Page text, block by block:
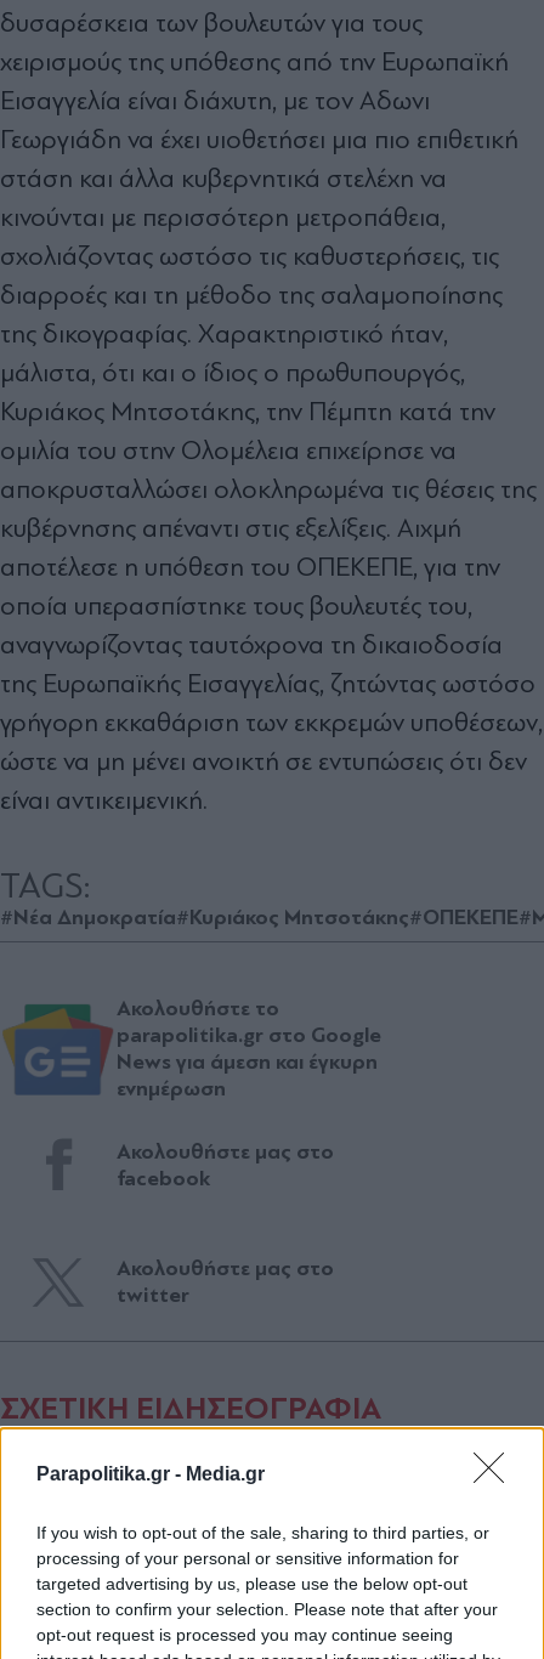
Parapolitika.gr - Media.gr
If you wish to opt-out of the sale, sharing to third parties, or
processing of your personal or sensitive information for
targeted advertising by us, please use the below opt-out
section to confirm your selection. Please note that after your
opt-out request is processed you may continue seeing
δυσαρέσκεια των βουλευτών για τους
χειρισµούς της υπόθεσης από την Ευρωπαϊκή
Εισαγγελία είναι διάχυτη, µε τον Αδωνι
Γεωργιάδη να έχει υιοθετήσει µια πιο επιθετική
στάση και άλλα κυβερνητικά στελέχη να
κινούνται µε περισσότερη µετροπάθεια,
σχολιάζοντας ωστόσο τις καθυστερήσεις, τις
διαρροές και τη µέθοδο της σαλαµοποίησης
της δικογραφίας. Χαρακτηριστικό ήταν,
µάλιστα, ότι και ο ίδιος ο πρωθυπουργός,
Κυριάκος Μητσοτάκης, την Πέµπτη κατά την
οµιλία του στην Ολοµέλεια επιχείρησε να
αποκρυσταλλώσει ολοκληρωµένα τις θέσεις της
κυβέρνησης απέναντι στις εξελίξεις. Αιχµή
αποτέλεσε η υπόθεση του ΟΠΕΚΕΠΕ, για την
οποία υπερασπίστηκε τους βουλευτές του,
αναγνωρίζοντας ταυτόχρονα τη δικαιοδοσία
της Ευρωπαϊκής Εισαγγελίας, ζητώντας ωστόσο
γρήγορη εκκαθάριση των εκκρεµών υποθέσεων,
ώστε να µη µένει ανοικτή σε εντυπώσεις ότι δεν
είναι αντικειµενική.
TAGS:
#Νέα Δημοκρατία#Κυριάκος Μητσοτάκης#ΟΠΕΚΕΠΕ
Ακολουθήστε το
parapolitika.gr στο Google
News για άμεση και έγκυρη
ενημέρωση
Ακολουθήστε μας στο
facebook
Ακολουθήστε μας στο
twitter
ΣΧΕΤΙΚΗ ΕΙΔΗΣΕΟΓΡΑΦΙΑ